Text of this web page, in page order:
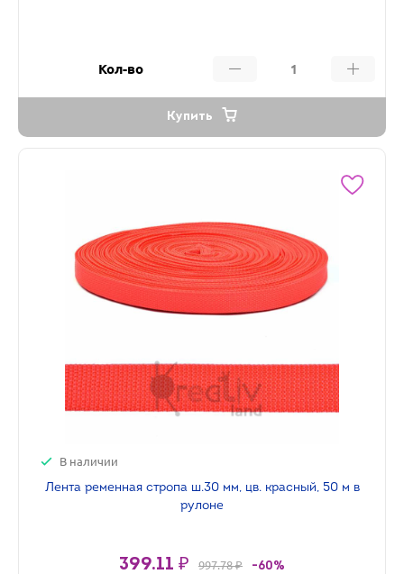
Кол-во
Купить
В наличии
Лента ременная стропа ш.30 мм, цв. красный, 50 м в
рулоне
399.11 ₽ 997.78 ₽ -60%